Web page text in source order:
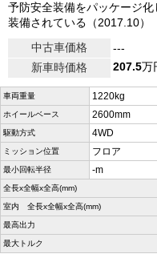
予防安全装備をパッケージ
装備されている（2017.10）
中古車価格
---
新車時価格
207.5万
車両重量 1220kg
ホイールベース 2600mm
駆動方式 4WD
ミッション位置 フロア
最小回転半径 -m
全長x全幅x全高(mm)
室内 全長x全幅x全高(mm)
最高出力
最大トルク